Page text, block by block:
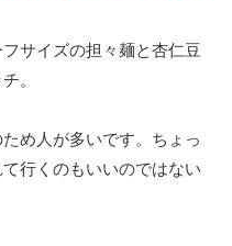
サイズの担々麺と杏仁豆
。
め人が多いです。ちょっ
行くのもいいのではない